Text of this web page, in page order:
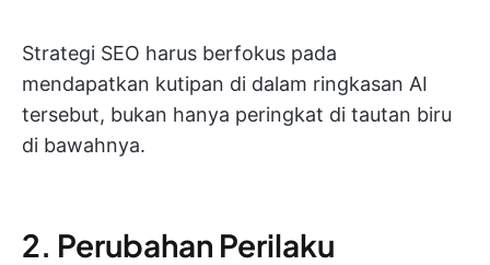
Strategi SEO harus berfokus pada
mendapatkan kutipan di dalam ringkasan AI
tersebut, bukan hanya peringkat di tautan biru
di bawahnya.
2. Perubahan Perilaku